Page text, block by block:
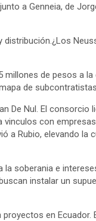
a Genneia, de
de pesos a
de
De Nul. El consorcio
vinculos con
a Rubio, elevando la
soberania e
instalar un
en Ecuador.